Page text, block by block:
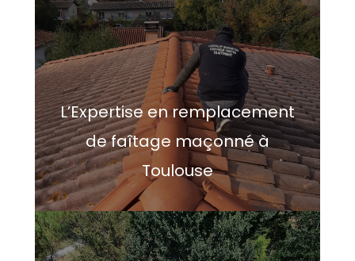
L’Expertise en remplacement
de faîtage maçonné à
Toulouse